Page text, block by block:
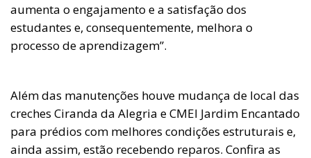
aumenta o engajamento e a satisfação dos
estudantes e, consequentemente, melhora o
processo de aprendizagem”.
Além das manutenções houve mudança de local das
creches Ciranda da Alegria e CMEI Jardim Encantado
para prédios com melhores condições estruturais e,
ainda assim, estão recebendo reparos. Confira as